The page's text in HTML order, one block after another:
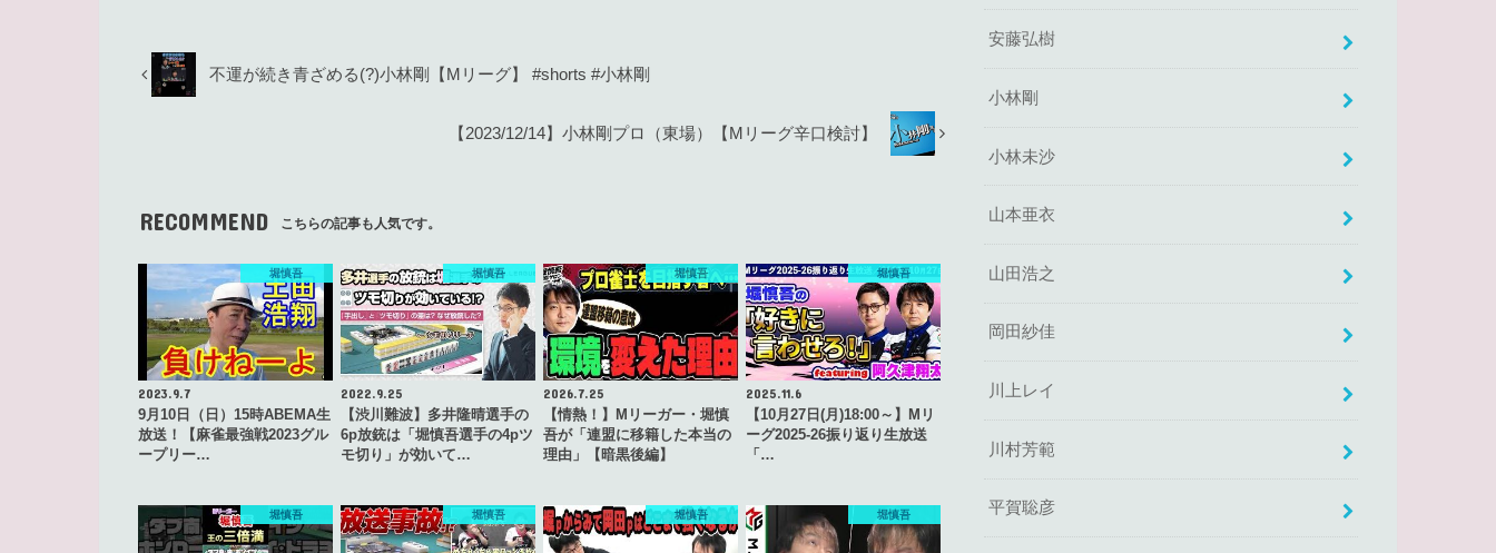
不運が続き青ざめる(?)小林剛【Mリーグ】 #shorts #小林剛
【2023/12/14】小林剛プロ（東場）【Mリーグ辛口検討】
RECOMMEND こちらの記事も人気です。
堀慎吾
2023.9.7
9月10日（日）15時ABEMA生
放送！【麻雀最強戦2023グル
ープリー…
堀慎吾
2022.9.25
【渋川難波】多井隆晴選手の
6p放銃は「堀慎吾選手の4pツ
モ切り」が効いて…
堀慎吾
2026.7.25
【情熱！】Mリーガー・堀慎
吾が「連盟に移籍した本当の
理由」【暗黒後編】
堀慎吾
2025.11.6
【10月27日(月)18:00～】Mリ
ーグ2025‐26振り返り生放送
「…
堀慎吾 堀慎吾 堀慎吾 堀慎吾
安藤弘樹
小林剛
小林未沙
山本亜衣
山田浩之
岡田紗佳
川上レイ
川村芳範
平賀聡彦